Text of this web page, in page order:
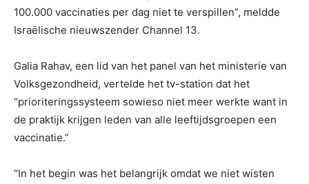
100.000 vaccinaties per dag niet te verspillen”, meldde
Israëlische nieuwszender Channel 13.
Galia Rahav, een lid van het panel van het ministerie van
Volksgezondheid, vertelde het tv-station dat het
“prioriteringssysteem sowieso niet meer werkte want in
de praktijk krijgen leden van alle leeftijdsgroepen een
vaccinatie.”
“In het begin was het belangrijk omdat we niet wisten